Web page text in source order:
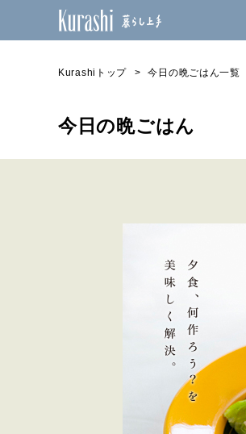
Kurashiトップ 今日の晩ごはん一覧
今日の晩ごはん